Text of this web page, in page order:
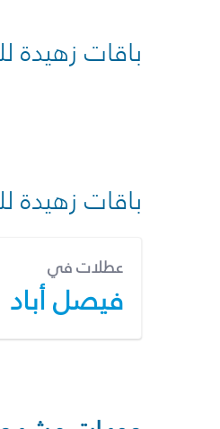
باقات
باقات
عطلات في
فيصل أباد